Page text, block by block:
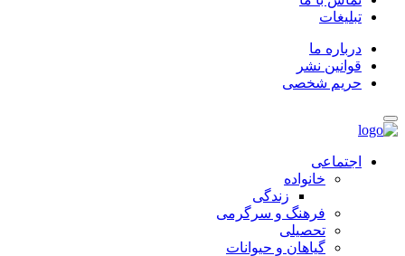
تبلیغات
درباره ما
قوانین نشر
حریم شخصی
اجتماعی
خانواده
زندگی
فرهنگ و سرگرمی
تحصیلی
گیاهان و حیوانات